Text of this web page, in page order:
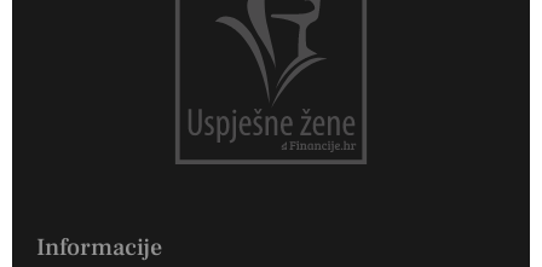
Informacije